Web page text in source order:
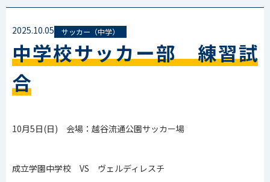
2025.10.05 サッカー（中学）
中学校サッカー部 練習試
合
10月5日(日) 会場：越谷流通公園サッカー場
成立学園中学校 VS ヴェルディレスチ